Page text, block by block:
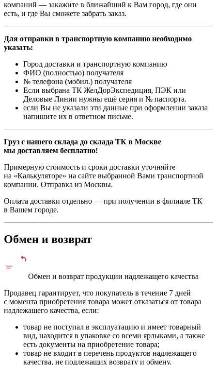
компаний — закажите в ближайший к Вам город, где они
есть, и где Вы сможете забрать заказ.
Для отправки в транспортную компанию необходимо
указать:
Город доставки и транспортную компанию
ФИО (полностью) получателя
№ телефона (мобил.) получателя
Если выбрана ТК ЖелДорЭкспедиция, ПЭК или
Деловые Линии нужны ещё серия и № паспорта.
если Вы не указали эти данные при оформлении заказа
напишите их в ответном письме.
Груз с нашего склада до склада ТК в Москве
мы доставляем бесплатно!
Примерную стоимость и сроки доставки уточняйте
на «Калькуляторе» на сайте выбранной Вами транспортной
компании. Отправка из Москвы.
Оплата доставки отдельно — при получении в филиале ТК
в Вашем городе.
Обмен и возврат
Обмен и возврат продукции надлежащего качества
Продавец гарантирует, что покупатель в течение 7 дней
с момента приобретения товара может отказаться от товара
надлежащего качества, если:
товар не поступал в эксплуатацию и имеет товарный
вид, находится в упаковке со всеми ярлыками, а также
есть документы на приобретение товара;
товар не входит в перечень продуктов надлежащего
качества, не подлежащих возврату и обмену.